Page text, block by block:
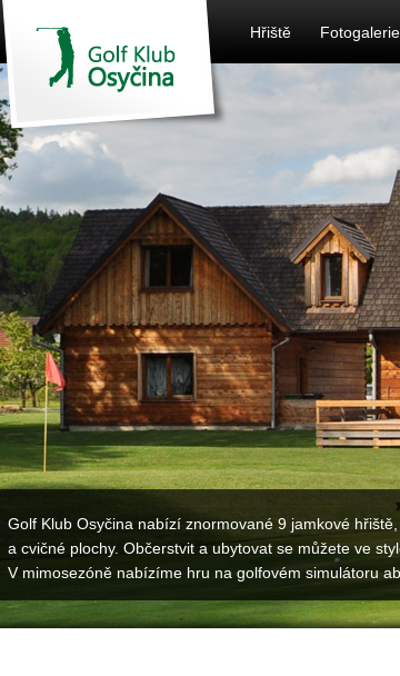
Hřiště Fotogalerie
Golf Klub Osyčina nabízí znormované 9 jamkové
a cvičné plochy. Občerstvit a ubytovat se můžete ve
V mimosezóně nabízíme hru na golfovém simulátoru